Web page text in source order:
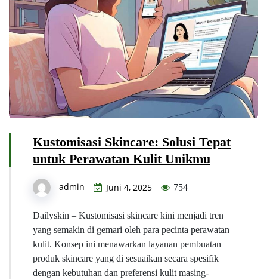
Kustomisasi Skincare: Solusi Tepat
untuk Perawatan Kulit Unikmu
admin Juni 4, 2025 754
Dailyskin – Kustomisasi skincare kini menjadi tren
yang semakin di gemari oleh para pecinta perawatan
kulit. Konsep ini menawarkan layanan pembuatan
produk skincare yang di sesuaikan secara spesifik
dengan kebutuhan dan preferensi kulit masing-